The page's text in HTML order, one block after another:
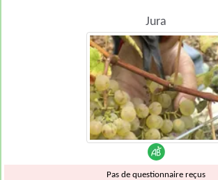
Jura
Pas de questionnaire reçus